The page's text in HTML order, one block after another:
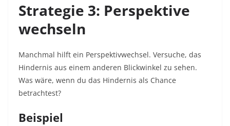
Strategie 3: Perspektive
wechseln
Manchmal hilft ein Perspektivwechsel. Versuche, das
Hindernis aus einem anderen Blickwinkel zu sehen.
Was wäre, wenn du das Hindernis als Chance
betrachtest?​
Beispiel